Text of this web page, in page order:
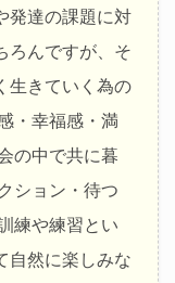
発達の課題に対
ろんですが、そ
生きていく為の
・幸福感・満
の中で共に暮
ション・待つ
練や練習とい
自然に楽しみな